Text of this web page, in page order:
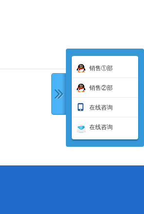
下一条:
销售①部
销售②部
在线咨询
在线咨询